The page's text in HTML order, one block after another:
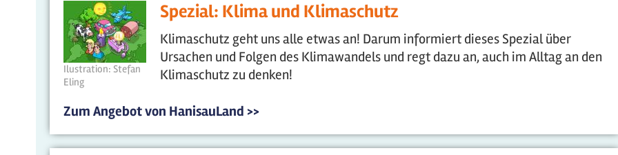
Ilustration: Stefan
Eling
Spezial: Klima und Klimaschutz
Klimaschutz geht uns alle etwas an! Darum informiert dieses Spezial über
Ursachen und Folgen des Klimawandels und regt dazu an, auch im Alltag an den
Klimaschutz zu denken!
Zum Angebot von HanisauLand >>